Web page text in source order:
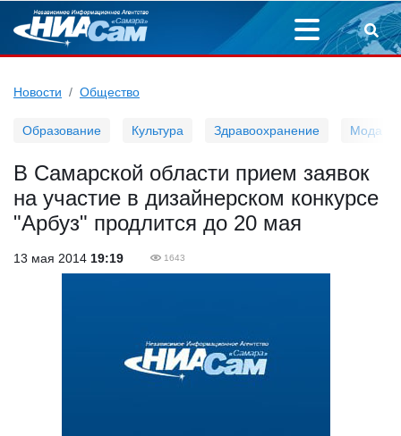
Новости Общество
Образование Культура Здравоохранение Мода
В Самарской области прием заявок
на участие в дизайнерском конкурсе
"Арбуз" продлится до 20 мая
13 мая 2014 19:19 1643